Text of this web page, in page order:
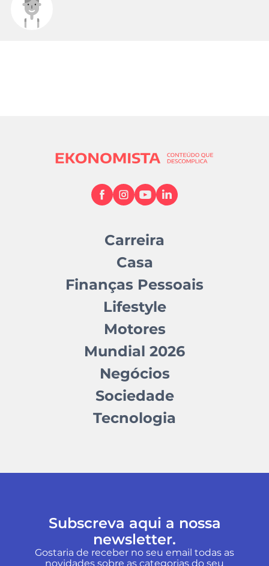
Carreira
Casa
Finanças Pessoais
Lifestyle
Motores
Mundial 2026
Negócios
Sociedade
Tecnologia
Subscreva aqui a nossa
newsletter.
Gostaria de receber no seu email todas as
novidades sobre as categorias do seu